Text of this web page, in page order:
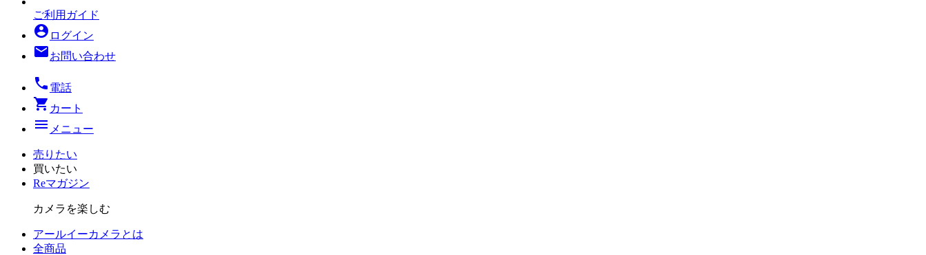
ご利用ガイド
account_circle ログイン
mailお問い合わせ
local_phone 電話
shopping_cart カート
menu メニュー
売りたい
買いたい
Reマガジン
カメラを楽しむ
アールイーカメラとは
全商品